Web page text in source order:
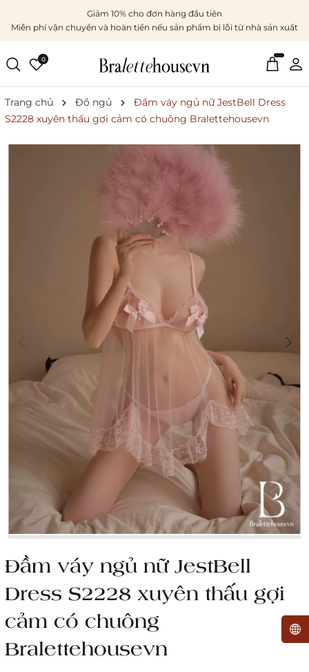
Giảm 10% cho đơn hàng đầu tiên
Miễn phí vận chuyển và hoàn tiền nếu sản phẩm bị lỗi từ nhà sản xuất
0
Trang chủ Đồ ngủ
Đầm váy ngủ nữ JestBell Dress
S2228 xuyên thấu gợi cảm có chuông Bralettehousevn
Đầm váy ngủ nữ JestBell
Dress S2228 xuyên thấu gợi
cảm có chuông
Bralettehousevn